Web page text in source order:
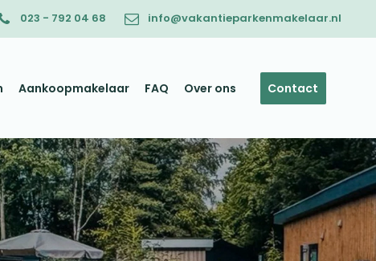
023 - 792 04 68 info@vakantieparkenmakelaar.nl
Aankoopmakelaar FAQ Over ons Contact